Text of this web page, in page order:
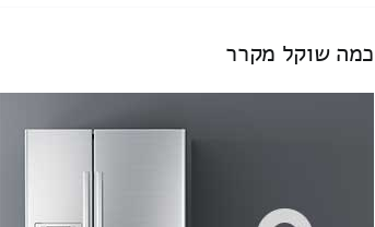
כמה שוקל מקרר